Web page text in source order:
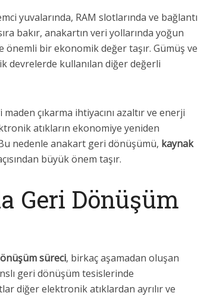
yuvalarında, RAM slotlarında ve bağlantı
bakır, anakartın veri yollarında yoğun
önemli bir ekonomik değer taşır. Gümüş ve
devrelerde kullanılan diğer değerli
çıkarma ihtiyacını azaltır ve enerji
atıkların ekonomiye yeniden
nedenle anakart geri dönüşümü, kaynak
büyük önem taşır.
Geri Dönüşüm
süreci, birkaç aşamadan oluşan
geri dönüşüm tesislerinde
diğer elektronik atıklardan ayrılır ve